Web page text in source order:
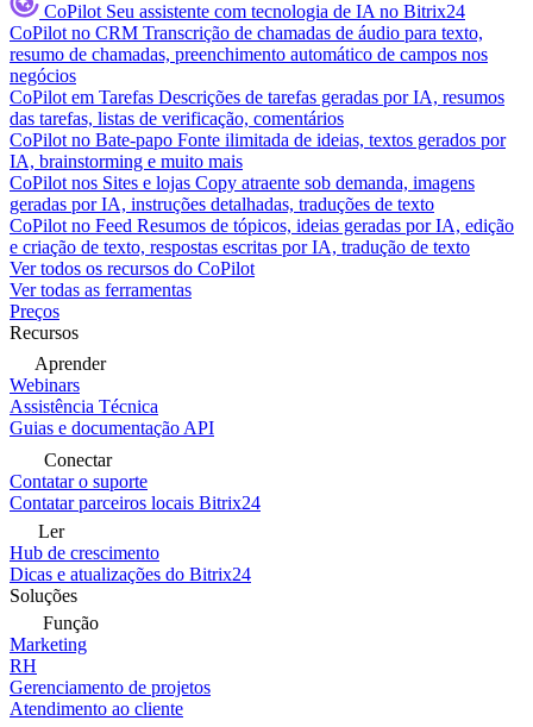
CoPilot Seu assistente com tecnologia de IA no Bitrix24
CoPilot no CRM Transcrição de chamadas de áudio para texto,
resumo de chamadas, preenchimento automático de campos nos
negócios
CoPilot em Tarefas Descrições de tarefas geradas por IA, resumos
das tarefas, listas de verificação, comentários
CoPilot no Bate-papo Fonte ilimitada de ideias, textos gerados por
IA, brainstorming e muito mais
CoPilot nos Sites e lojas Copy atraente sob demanda, imagens
geradas por IA, instruções detalhadas, traduções de texto
CoPilot no Feed Resumos de tópicos, ideias geradas por IA, edição
e criação de texto, respostas escritas por IA, tradução de texto
Ver todos os recursos do CoPilot
Ver todas as ferramentas
Preços
Recursos
Aprender
Webinars
Assistência Técnica
Guias e documentação API
Conectar
Contatar o suporte
Contatar parceiros locais Bitrix24
Ler
Hub de crescimento
Dicas e atualizações do Bitrix24
Soluções
Função
Marketing
RH
Gerenciamento de projetos
Atendimento ao cliente